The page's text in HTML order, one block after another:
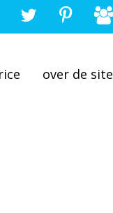
over de site